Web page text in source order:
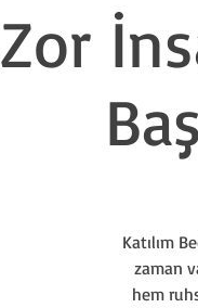
Zor
Katılım
zaman
hem